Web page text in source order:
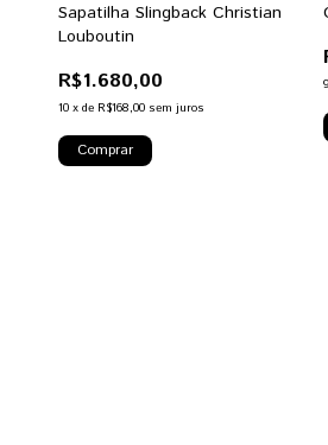
Sapatilha Slingback Christian
Louboutin
R$1.680,00
10 xde R$168,00 sem juros
9